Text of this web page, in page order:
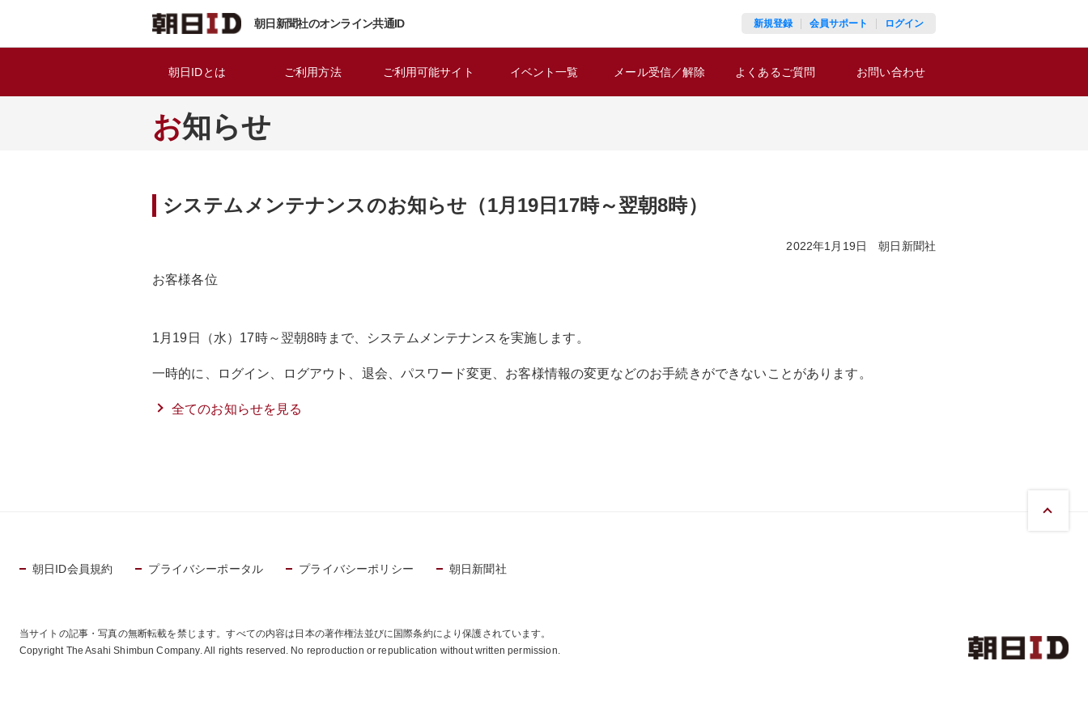
新規登録 会員サポート ログイン
朝日新聞社のオンライン共通ID
朝日IDとは ご利用方法 ご利用可能サイト イベント一覧 メール受信／解除 よくあるご質問 お問い合わせ
お知らせ
システムメンテナンスのお知らせ（1月19日17時～翌朝8時）
2022年1月19日 朝日新聞社
お客様各位
1月19日（水）17時～翌朝8時まで、システムメンテナンスを実施します。
一時的に、ログイン、ログアウト、退会、パスワード変更、お客様情報の変更などのお手続きができないことがあります。
全てのお知らせを見る
朝日ID会員規約 プライバシーポータル プライバシーポリシー 朝日新聞社
当サイトの記事・写真の無断転載を禁じます。すべての内容は日本の著作権法並びに国際条約により保護されています。
Copyright The Asahi Shimbun Company. All rights reserved. No reproduction or republication without written permission.